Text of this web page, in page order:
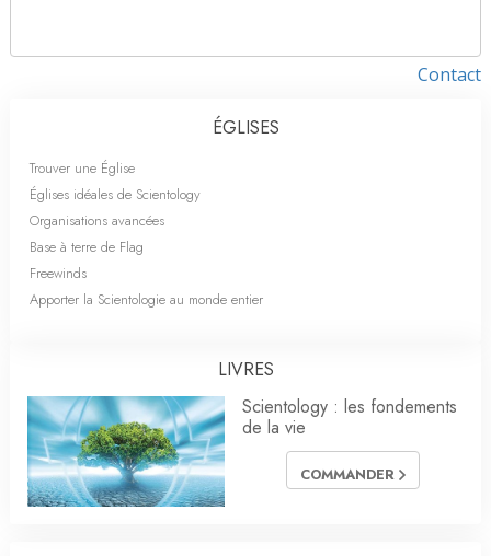
Contact
ÉGLISES
Trouver une Église
Églises idéales de Scientology
Organisations avancées
Base à terre de Flag
Freewinds
Apporter la Scientologie au monde entier
LIVRES
Scientology : les fondements
de la vie
COMMANDER